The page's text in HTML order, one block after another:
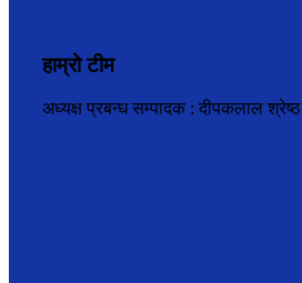
हाम्रो टीम
अध्यक्ष प्रबन्ध सम्पादक : दीपकलाल श्रेष्ठ